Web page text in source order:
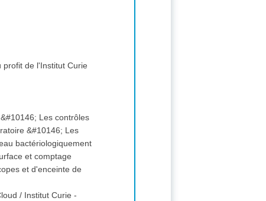
de l'Institut Curie
Les
bactériologiquement
/ Institut Curie -